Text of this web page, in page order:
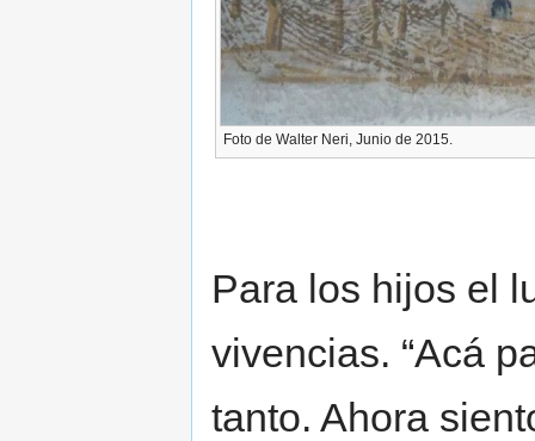
Foto de Walter Neri, Junio de 2015.
Para los hijos el
vivencias. “Acá
tanto. Ahora